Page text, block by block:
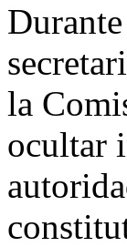
la
ocultar